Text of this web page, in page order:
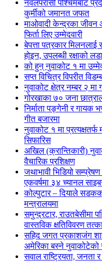
नवलपरासी पश्चिमबाट
कुर्मीको जमानत जफत
माओवादी केन्द्रका जीवन
फिर्ता लिए उम्मेदवारी
बेपत्ता पत्रकार मिलनलाई
होइन, उपलब्धी रक्षाको
को हुन् नुवाकोट १ मा
सप्त विचित्र विपरीत
नुवाकोट क्षेत्र नम्बर २ मा
गोरखाका ७० जना
निर्माता पङ्गेनी र गायक
गीत बजारमा
नुवाकोट १ मा
सिफारिस
अखिल (क्रान्तिकारी)
वैचारिक प्रशिक्षण
जथाभावी भिडियो
एकवर्षमा ३४ च्यानल
कोल्पुटार – दियाले
मन्त्रालयमा
समुन्द्रटार, राउतबेसीमा
वास्तविक क्षतिविवरण
सहिद जगत प्रकाशजंग
अमेरिका बस्ने नुवाकोटेको
सवाल राष्ट्रियता,